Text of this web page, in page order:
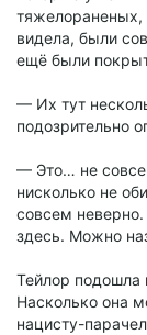
тяжелораненых,
видела, были
ещё были
— Их тут
подозрительно
— Это… не
нисколько не
совсем
здесь. Можно
Тейлор подошла
Насколько она
нацисту-